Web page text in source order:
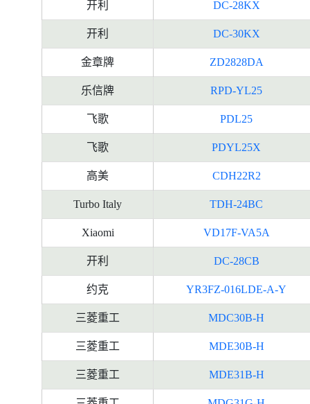
开利 DC-28KX
开利 DC-30KX
金章牌 ZD2828DA
乐信牌 RPD-YL25
飞歌 PDL25
飞歌 PDYL25X
高美 CDH22R2
Turbo Italy TDH-24BC
Xiaomi VD17F-VA5A
开利 DC-28CB
约克 YR3FZ-016LDE-A-Y
三菱重工 MDC30B-H
三菱重工 MDE30B-H
三菱重工 MDE31B-H